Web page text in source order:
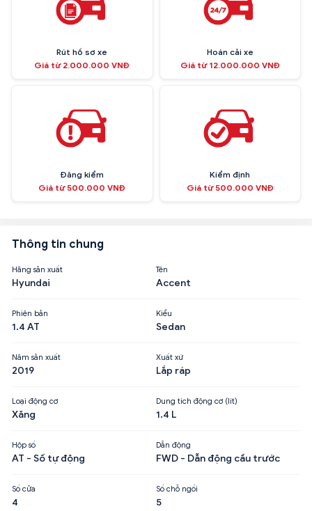
Rút hồ sơ xe
Giá từ 2.000.000 VNĐ
Hoán cải xe
Giá từ 12.000.000 VNĐ
Đăng kiểm
Giá từ 500.000 VNĐ
Kiểm định
Giá từ 500.000 VNĐ
Thông tin chung
Hãng sản xuất
Hyundai
Tên
Accent
Phiên bản
1.4 AT
Kiểu
Sedan
Năm sản xuất
2019
Xuất xứ
Lắp ráp
Loại động cơ
Xăng
Dung tích động cơ (lít)
1.4 L
Hộp số
AT - Số tự động
Dẫn động
FWD - Dẫn động cầu trước
Số cửa
4
Số chỗ ngồi
5